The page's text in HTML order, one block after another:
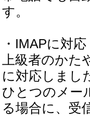
す。
・IMAPに対応
上級者のか
に対応しまし
ひとつのメー
る場合に、受